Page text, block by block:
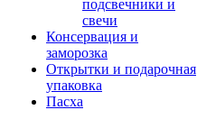
подсвечники и
свечи
Консервация и
заморозка
Открытки и подарочная
упаковка
Пасха